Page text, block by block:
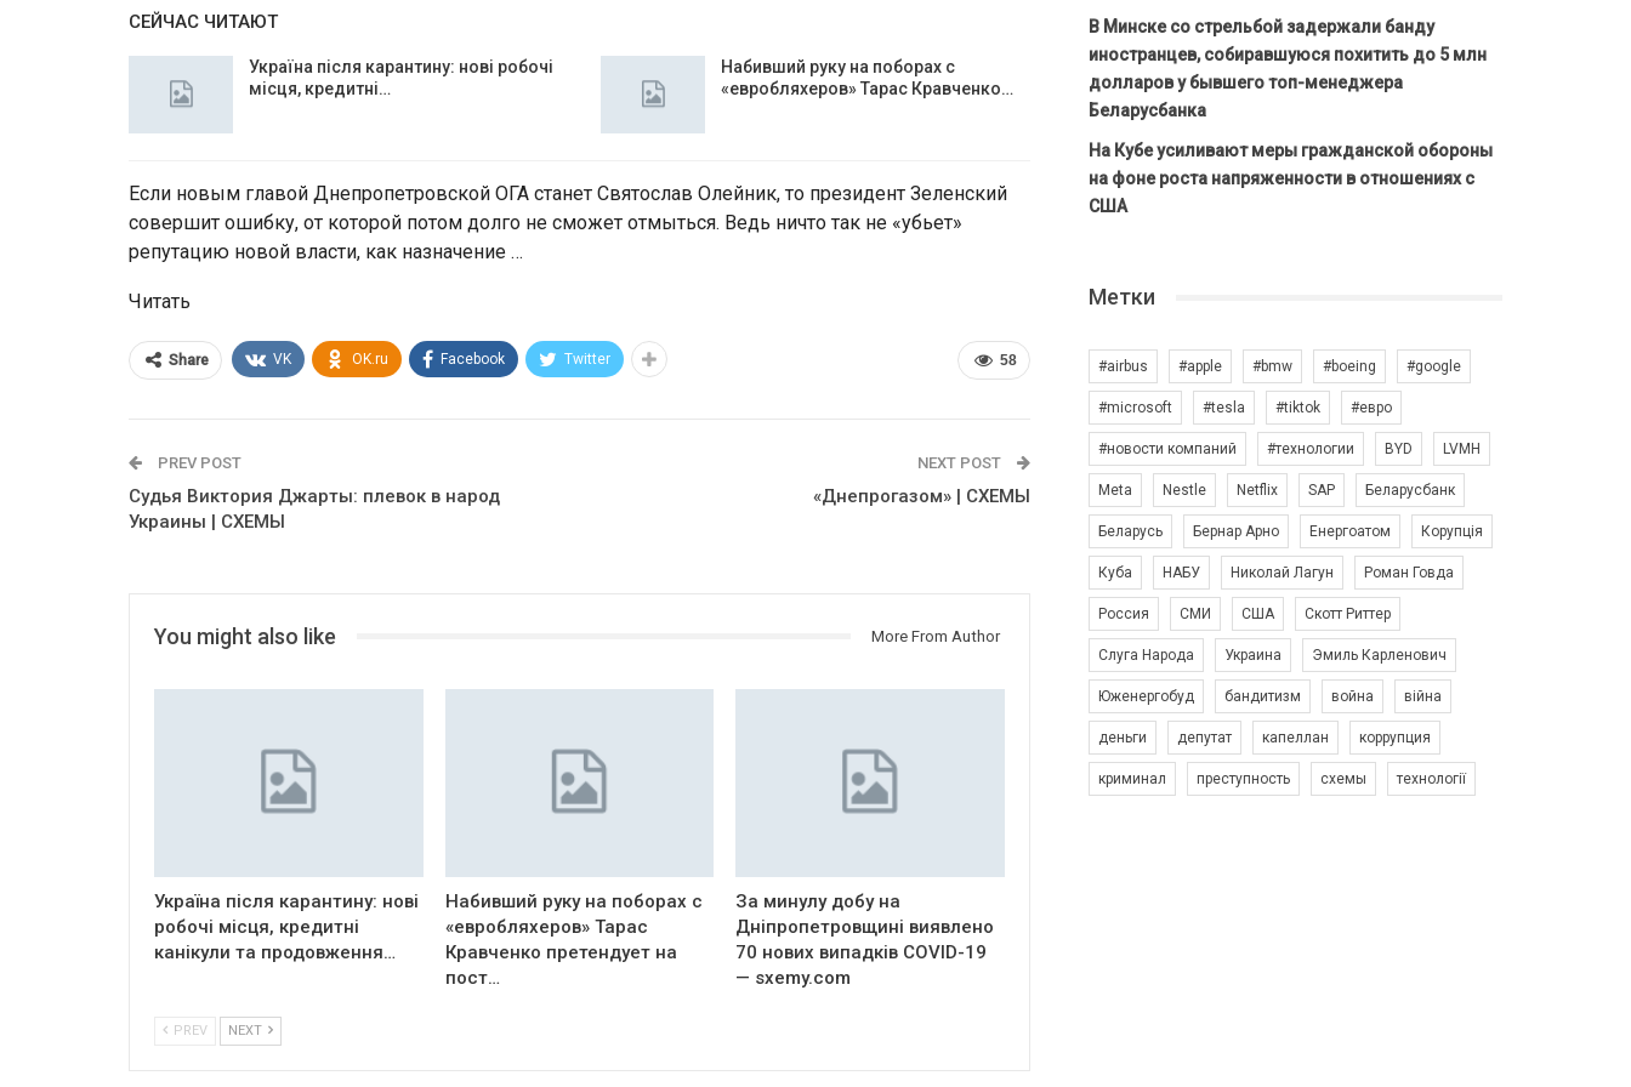
СЕЙЧАС ЧИТАЮТ
Україна після карантину: нові робочі
місця, кредитні…
Набивший руку на поборах с
«евробляхеров» Тарас Кравченко…
Если новым главой Днепропетровской ОГА станет Святослав Олейник, то президент Зеленский
совершит ошибку, от которой потом долго не сможет отмыться. Ведь ничто так не «убьет»
репутацию новой власти, как назначение …
Читать
58
Share VK OK.ru Facebook Twitter
PREV POST
Судья Виктория Джарты: плевок в народ
Украины | СХЕМЫ
NEXT POST
«Днепрогазом» | СХЕМЫ
You might also like More From Author
Україна після карантину: нові
робочі місця, кредитні
канікули та продовження…
Набивший руку на поборах с
«евробляхеров» Тарас
Кравченко претендует на
пост…
За минулу добу на
Дніпропетровщині виявлено
70 нових випадків COVID-19
— sxemy.com
PREV NEXT
В Минске со стрельбой задержали банду
иностранцев, собиравшуюся похитить до 5 млн
долларов у бывшего топ-менеджера
Беларусбанка
На Кубе усиливают меры гражданской обороны
на фоне роста напряженности в отношениях с
США
Метки
#airbus #apple #bmw #boeing #google
#microsoft #tesla #tiktok #евро
#новости компаний #технологии BYD LVMH
Meta Nestle Netflix SAP Беларусбанк
Беларусь Бернар Арно Енергоатом Корупція
Куба НАБУ Николай Лагун Роман Говда
Россия СМИ США Скотт Риттер
Слуга Народа Украина Эмиль Карленович
Юженергобуд бандитизм война війна
деньги депутат капеллан коррупция
криминал преступность схемы технології